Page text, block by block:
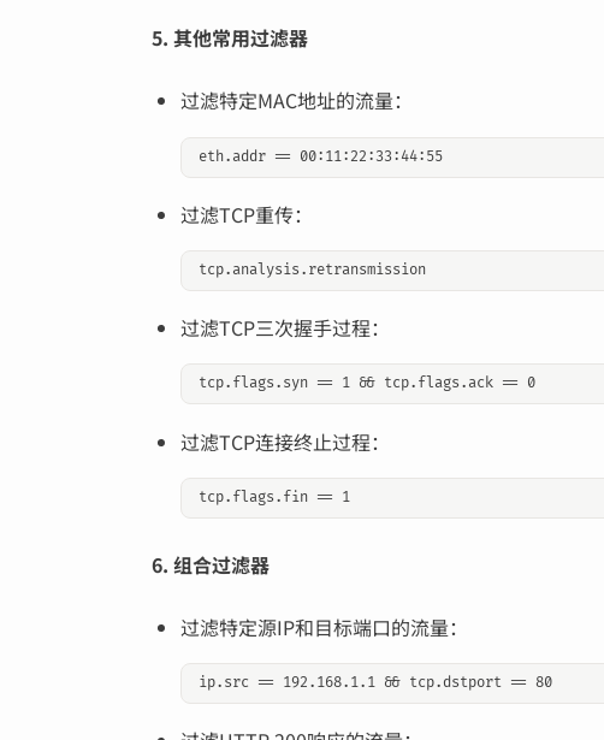
5. 其他常用过滤器
过滤特定MAC地址的流量：
过滤TCP重传：
过滤TCP三次握手过程：
过滤TCP连接终止过程：
6. 组合过滤器
过滤特定源IP和目标端口的流量：